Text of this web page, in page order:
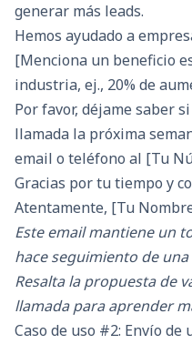
generar más leads.
Hemos ayudado a
[Menciona un beneficio
industria, ej., 20% de
Por favor, déjame saber
llamada la próxima
email o teléfono al [Tu
Gracias por tu tiempo y
Atentamente, [Tu
Este email mantiene un
hace seguimiento de
Resalta la propuesta de
llamada para aprender
Caso de uso #2: Envío